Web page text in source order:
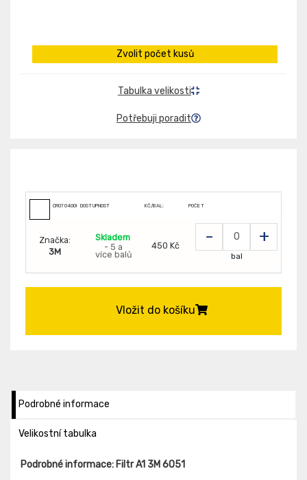
Zvolit počet kusů
Tabulka velikosti
Potřebuji poradit
CR0704000999999DOSTUPNOST KČ/BAL: POČET
Značka:
3M
Skladem
- 5 a
více balů
450 Kč - +
bal
Vložit do košíku
Podrobné informace
Velikostní tabulka
Podrobné informace: Filtr A1 3M 6051